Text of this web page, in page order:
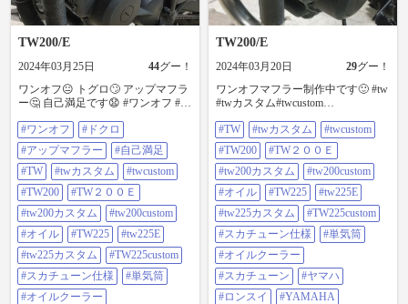
TW200/E
2024年03月25日 44グー！
ワンオフ😐 トグロ🙄 アップマフラ
ー🤔 自己満足です😧 #ワンオフ #ト
#tw #twカスタム#twcustom
#tw200#tw200e #tw200カスタム
#tw200custom #オイル
#tw225#tw225e #tw225カスタム
#tw225custom #スカチューン仕様 #
単気筒 #オイルクーラー#スカチュ
ーン#やまは#ロンスイ #YAMAHA#
スカチューン仕様 #ビックフット#
ビッグフット#bigfoot #フロントタ
イヤ #太くしたい
#ワンオフ
#ドクロ
#アップマフラー
#自己満足
#TW
#twカスタム
#twcustom
#TW200
#TW２００Ｅ
#tw200カスタム
#tw200custom
#オイル
#TW225
#tw225E
#tw225カスタム
#TW225custom
#スカチューン仕様
#単気筒
#オイルクーラー
TW200/E
2024年03月20日 29グー！
ワンオフマフラー制作中です🙂 #tw
#twカスタム#twcustom
#tw200custom #オイル
#tw225#tw225e #tw225カスタム
#tw225custom #スカチューン仕様 #
単気筒 #オイルクーラー#スカチュ
ーン#やまは#ロンスイ #YAMAHA#
スカチューン仕様 #ビックフット#
ビッグフット#bigfoot #フロントタ
イヤ #太くしたい
#TW #twカスタム
#twcustom
#TW200
#TW２００Ｅ
#tw200カスタム
#tw200custom
#オイル
#TW225
#tw225E
#tw225カスタム
#TW225custom
#スカチューン仕様
#単気筒
#オイルクーラー
#スカチューン
#ヤマハ
#ロンスイ
#YAMAHA